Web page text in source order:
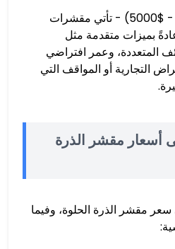
النطاق العالي ($3000 - $5000) - تأتي مقشرات
بميزات متقدمة مثل
المتعددة، وعمر افتراضي
التجارية أو المواقف التي
أسعار مقشر الذرة
مقشر الذرة الحلوة، وفيما